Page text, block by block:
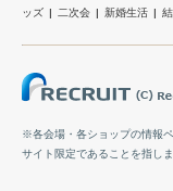
ッズ
二次会 新婚生活
※各会場・各ショップの情報
サイト限定であることを指しま